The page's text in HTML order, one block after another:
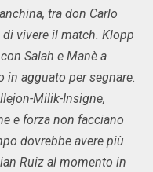
tra don Carlo
vivere il match. Klopp
Salah e Manè a
in agguato per segnare.
Milik-Insigne,
e forza non facciano
dovrebbe avere più
Ruiz al momento in